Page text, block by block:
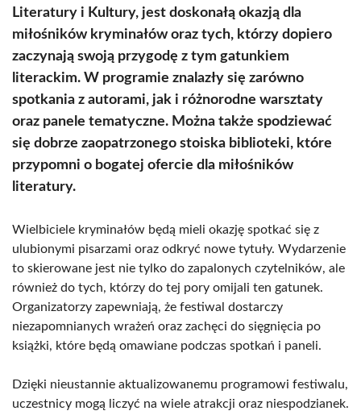
Literatury i Kultury, jest doskonałą okazją dla
miłośników kryminałów oraz tych, którzy dopiero
zaczynają swoją przygodę z tym gatunkiem
literackim. W programie znalazły się zarówno
spotkania z autorami, jak i różnorodne warsztaty
oraz panele tematyczne. Można także spodziewać
się dobrze zaopatrzonego stoiska biblioteki, które
przypomni o bogatej ofercie dla miłośników
literatury.
Wielbiciele kryminałów będą mieli okazję spotkać się z
ulubionymi pisarzami oraz odkryć nowe tytuły. Wydarzenie
to skierowane jest nie tylko do zapalonych czytelników, ale
również do tych, którzy do tej pory omijali ten gatunek.
Organizatorzy zapewniają, że festiwal dostarczy
niezapomnianych wrażeń oraz zachęci do sięgnięcia po
książki, które będą omawiane podczas spotkań i paneli.
Dzięki nieustannie aktualizowanemu programowi festiwalu,
uczestnicy mogą liczyć na wiele atrakcji oraz niespodzianek.